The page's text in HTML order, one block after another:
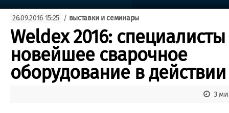
Судоходство
Судоремонт
События
Пресс-релизы
Порты
Рыболовство
ВМФ
Образование
26.09.2016 15:25 / выставки и семинары
Weldex 2016:
новейшее сварочное
оборудование в действии
3